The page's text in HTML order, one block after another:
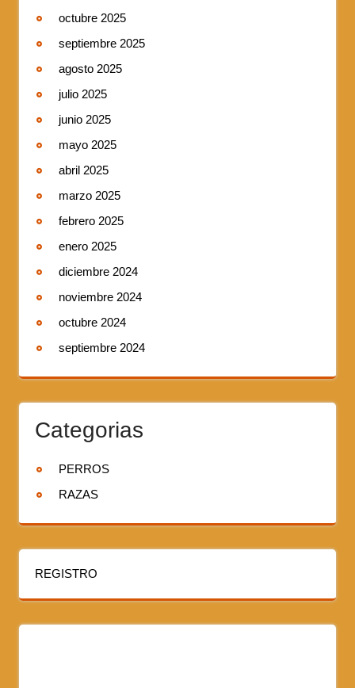
octubre 2025
septiembre 2025
agosto 2025
julio 2025
junio 2025
mayo 2025
abril 2025
marzo 2025
febrero 2025
enero 2025
diciembre 2024
noviembre 2024
octubre 2024
septiembre 2024
Categorias
PERROS
RAZAS
REGISTRO